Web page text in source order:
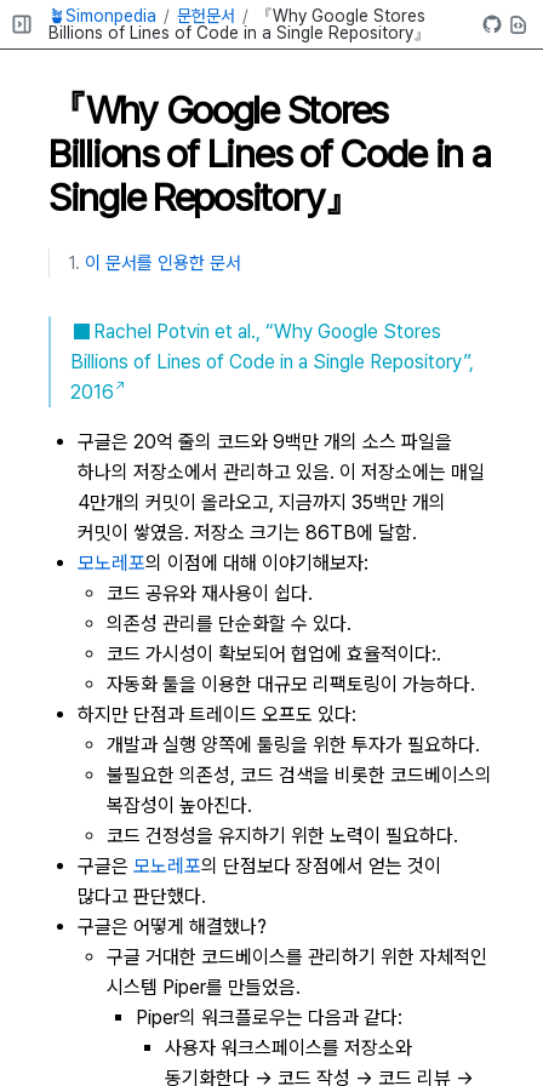
🪴Simonpedia 문헌문서
『Why Google Stores
Billions of Lines of Code in a Single Repository』
『Why Google Stores
Billions of Lines of Code in a
Single Repository』
이 문서를 인용한 문서
Rachel Potvin et al., “Why Google Stores
Billions of Lines of Code in a Single Repository”,
2016
구글은 20억 줄의 코드와 9백만 개의 소스 파일을
하나의 저장소에서 관리하고 있음. 이 저장소에는 매일
4만개의 커밋이 올라오고, 지금까지 35백만 개의
커밋이 쌓였음. 저장소 크기는 86TB에 달함.
모노레포의 이점에 대해 이야기해보자:
코드 공유와 재사용이 쉽다.
의존성 관리를 단순화할 수 있다.
코드 가시성이 확보되어 협업에 효율적이다:.
자동화 툴을 이용한 대규모 리팩토링이 가능하다.
하지만 단점과 트레이드 오프도 있다:
개발과 실행 양쪽에 툴링을 위한 투자가 필요하다.
불필요한 의존성, 코드 검색을 비롯한 코드베이스의
복잡성이 높아진다.
코드 건정성을 유지하기 위한 노력이 필요하다.
구글은 모노레포의 단점보다 장점에서 얻는 것이
많다고 판단했다.
구글은 어떻게 해결했나?
구글 거대한 코드베이스를 관리하기 위한 자체적인
시스템 Piper를 만들었음.
Piper의 워크플로우는 다음과 같다:
사용자 워크스페이스를 저장소와
동기화한다 → 코드 작성 → 코드 리뷰 →